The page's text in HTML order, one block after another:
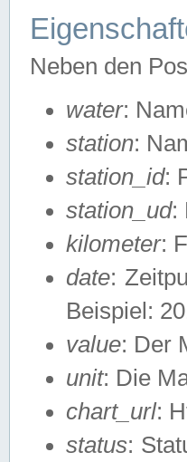
Neben den
water:
station:
station_id:
station_ud:
kilometer:
date:
Beispiel:
value: Der
unit: Die
chart_url:
status: